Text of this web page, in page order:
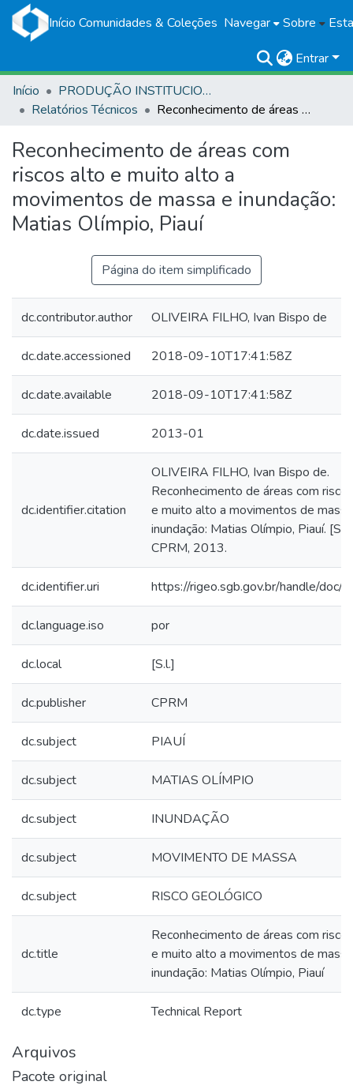
Início Comunidades & Coleções Navegar Sobre
Entrar
Início
PRODUÇÃO INSTITUCIONAL
Relatórios Técnicos
Reconhecimento de áreas com riscos alto e muito alto a movimentos de massa e inundação: Matias Olímpio, Piauí
Reconhecimento de áreas com
riscos alto e muito alto a
movimentos de massa e inundação:
Matias Olímpio, Piauí
Página do item simplificado
dc.contributor.author OLIVEIRA FILHO, Ivan Bispo de
dc.date.accessioned 2018-09-10T17:41:58Z
dc.date.available 2018-09-10T17:41:58Z
dc.date.issued 2013-01
dc.identifier.citation
OLIVEIRA FILHO, Ivan Bispo de.
Reconhecimento de áreas com
e muito alto a movimentos de
inundação: Matias Olímpio, Piauí.
CPRM, 2013.
dc.identifier.uri https://rigeo.sgb.gov.br/handle/doc/
dc.language.iso por
dc.local [S.l.]
dc.publisher CPRM
dc.subject PIAUÍ
dc.subject MATIAS OLÍMPIO
dc.subject INUNDAÇÃO
dc.subject MOVIMENTO DE MASSA
dc.subject RISCO GEOLÓGICO
dc.title
Reconhecimento de áreas com
e muito alto a movimentos de
inundação: Matias Olímpio, Piauí
dc.type Technical Report
Arquivos
Pacote original